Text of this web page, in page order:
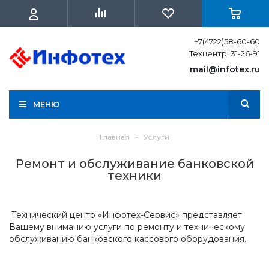
+7(4722)58-60-60
Техцентр: 31-26-91
mail@infotex.ru
МЕНЮ
Главная - Услуги
Ремонт и обслуживание банковской
техники
Технический центр «Инфотех-Сервис» представляет
Вашему вниманию услуги по ремонту и техническому
обслуживанию банковского кассового оборудования.